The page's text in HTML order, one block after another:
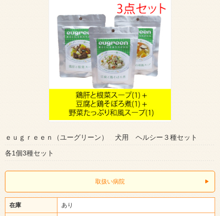
ｅｕｇｒｅｅｎ（ユーグリーン） 犬用 ヘルシー３種セット
各1個3種セット
取扱い病院
在庫 あり